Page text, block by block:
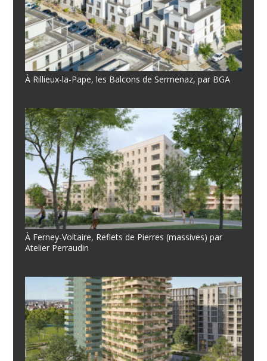
À Rillieux-la-Pape, les Balcons de Sermenaz, par BGA
À Ferney-Voltaire, Reflets de Pierres (massives) par
Atelier Perraudin